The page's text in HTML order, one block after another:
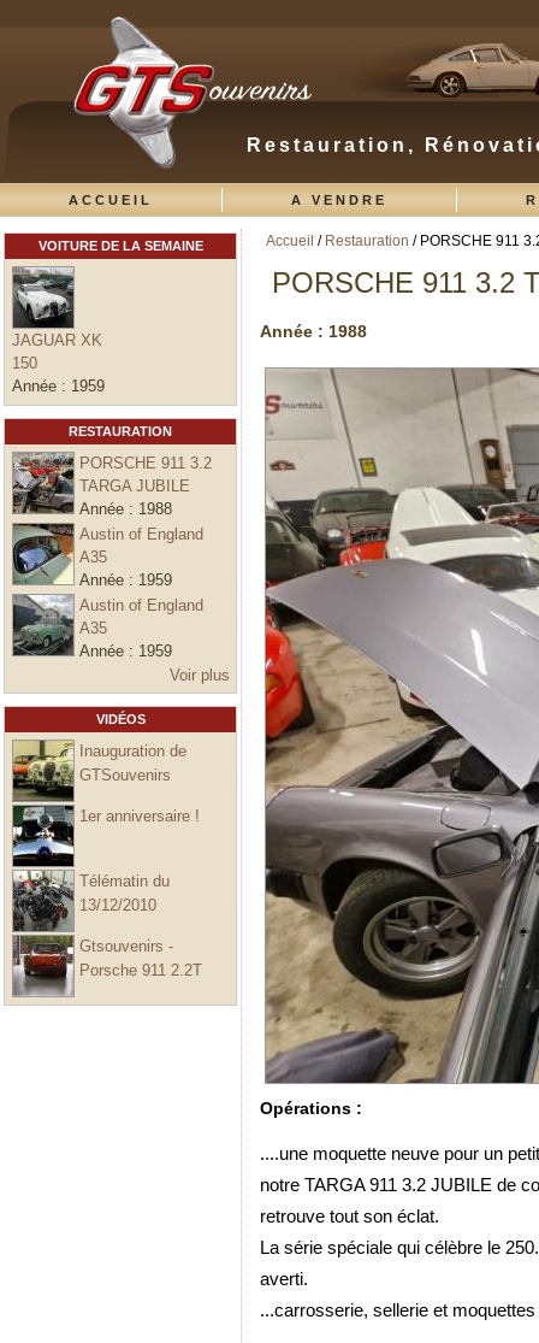
Restauration,
ACCUEIL A VENDRE
VOITURE DE LA SEMAINE
JAGUAR XK
150
Année : 1959
RESTAURATION
PORSCHE 911 3.2
TARGA JUBILE
Année : 1988
Austin of England
A35
Année : 1959
Austin of England
A35
Année : 1959
Voir plus
VIDÉOS
Inauguration de
GTSouvenirs
1er anniversaire !
Télématin du
13/12/2010
Gtsouvenirs -
Porsche 911 2.2T
Vous êtes ici
Accueil / Restauration / PORSCHE 911
PORSCHE 911 3.2
Année : 1988
Opérations :
....une moquette neuve pour un
notre TARGA 911 3.2 JUBILE de
retrouve tout son éclat.
La série spéciale qui célèbre le
averti.
...carrosserie, sellerie et